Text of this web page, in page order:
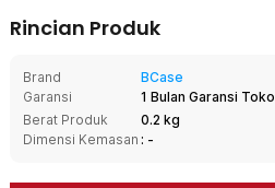
Rincian Produk
Brand
BCase
Garansi
1 Bulan Garansi Toko
Berat Produk
0.2 kg
Dimensi Kemasan : -